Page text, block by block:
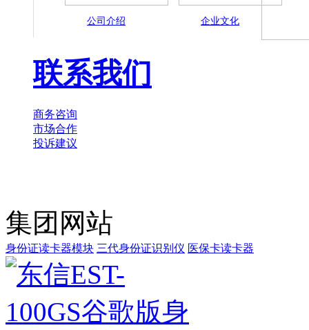
公司介绍 企业文化
联系我们
商务咨询
市场合作
投诉建议
集团网站
身份证读卡器模块 三代身份证识别仪 医保卡读卡器